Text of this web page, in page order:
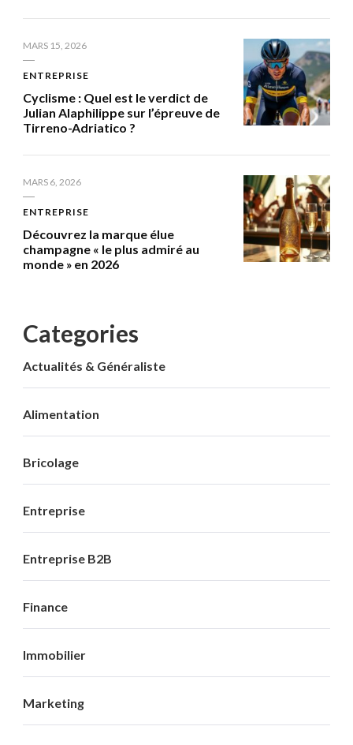
MARS 15, 2026
ENTREPRISE
Cyclisme : Quel est le verdict de
Julian Alaphilippe sur l’épreuve de
Tirreno-Adriatico ?
MARS 6, 2026
ENTREPRISE
Découvrez la marque élue
champagne « le plus admiré au
monde » en 2026
Categories
Actualités & Généraliste
Alimentation
Bricolage
Entreprise
Entreprise B2B
Finance
Immobilier
Marketing